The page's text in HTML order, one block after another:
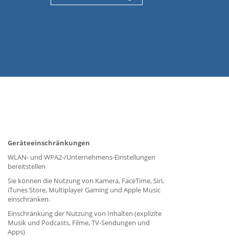
Geräteeinschränkungen
WLAN- und WPA2-/Unternehmens-Einstellungen
bereitstellen
Sie können die Nutzung von Kamera, FaceTime, Siri,
iTunes Store, Multiplayer Gaming und Apple Music
einschränken.
Einschränkung der Nutzung von Inhalten (explizite
Musik und Podcasts, Filme, TV-Sendungen und
Apps)